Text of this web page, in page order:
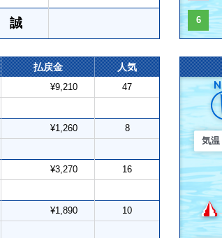
6
払戻金 人気
¥9,210 47
¥1,260 8
¥3,270 16
¥1,890 10
気温